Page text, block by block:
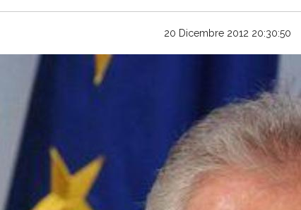
20 Dicembre 2012 20:30:50